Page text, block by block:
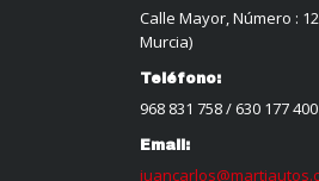
Calle Mayor, Número :
Murcia)
Teléfono:
968 831 758/ 630 177 400
Email: